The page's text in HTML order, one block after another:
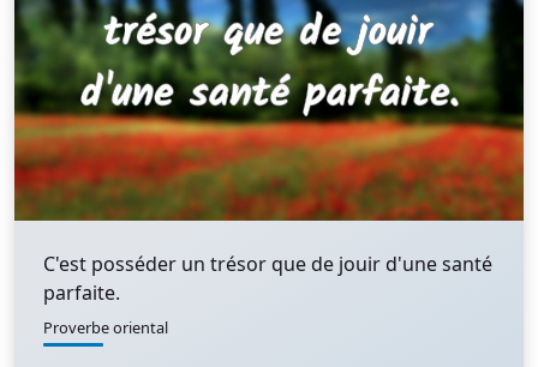
C'est posséder un trésor que de jouir d'une santé
parfaite.
Proverbe oriental